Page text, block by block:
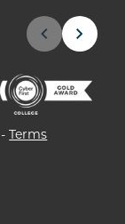
-Terms